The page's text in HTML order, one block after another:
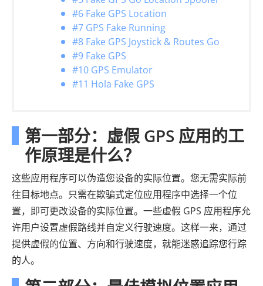
#6 Fake GPS Location
#7 GPS Fake Running
#8 Fake GPS Joystick & Routes Go
#9 Fake GPS
#10 GPS Emulator
#11 Hola Fake GPS
第一部分：虚假 GPS 应用的工
作原理是什么？
这些应用程序可以伪造您设备的实际位置。您无需实际前
往目标地点。只需在欺骗式定位应用程序中选择一个位
置，即可更改设备的实际位置。一些虚假 GPS 应用程序允
许用户设置虚假路线并自定义行驶速度。这样一来，通过
提供虚假的位置、方向和行驶速度，就能迷惑追踪您行踪
的人。